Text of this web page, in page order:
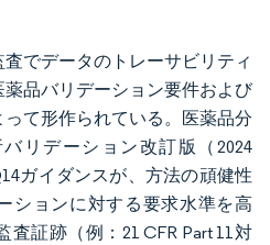
はCC BY 4.0の表示が必要です。
でデータのトレーサビリティ
品バリデーション要件および
て形作られている。医薬品分
リデーション改訂版（2024
ガイダンスが、方法の頑健性
ションに対する要求水準を高
証跡（例：21 CFR Part 11対